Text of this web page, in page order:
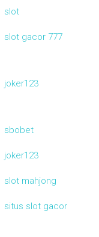
slot
slot gacor 777
joker123
sbobet
joker123
slot mahjong
situs slot gacor